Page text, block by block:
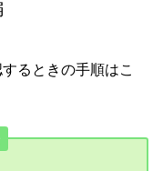
るときの手順はこ